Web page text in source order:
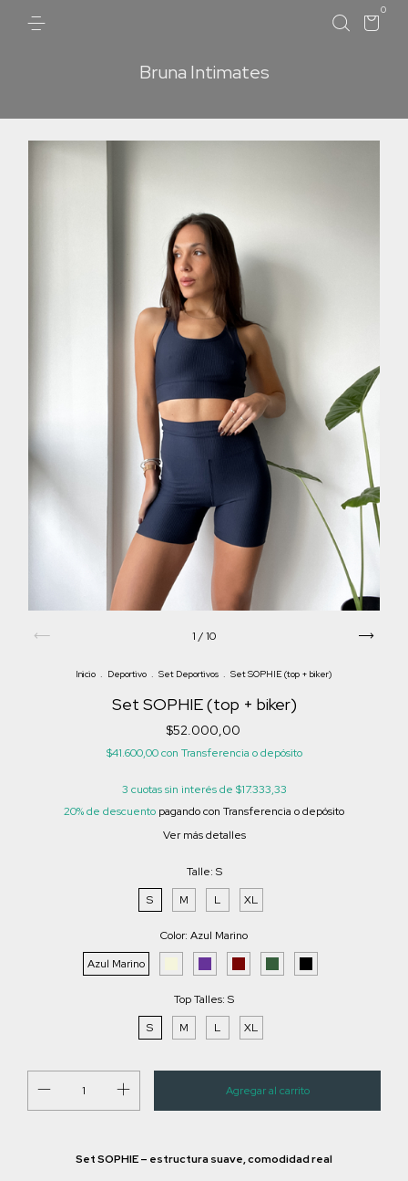
Bruna Intimates
0
1 /10
Inicio . Deportivo . Set Deportivos . Set SOPHIE (top + biker)
Set SOPHIE (top + biker)
$52.000,00
$41.600,00con Transferencia o depósito
3 cuotas sin interés de $17.333,33
20% de descuento pagando con Transferencia o depósito
Ver más detalles
Talle: S
S
M L XL
Color: Azul Marino
Azul Marino
Top Talles: S
S
M L XL
Set SOPHIE – estructura suave, comodidad real